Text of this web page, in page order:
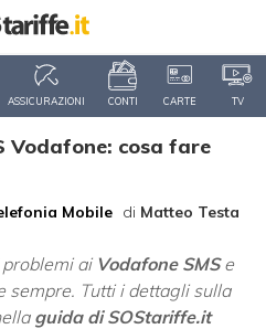
ASSICURAZIONI CONTI CARTE TV
Vodafone: cosa fare
Mobile di Matteo Testa
ai Vodafone SMSe
sempre. Tutti i dettagli sulla
guida di SOStariffe.it